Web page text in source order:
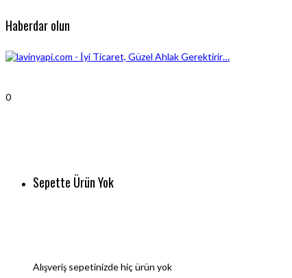
Haberdar olun
0
Sepette Ürün Yok
Alışveriş sepetinizde hiç ürün yok